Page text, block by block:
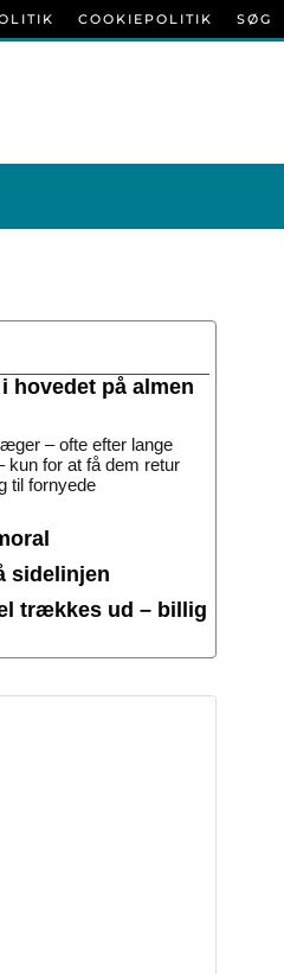
COOKIEPOLITIK SØG
hovedet på almen
– ofte efter lange
kun for at få dem retur
til fornyede
sidelinjen
trækkes ud – billig